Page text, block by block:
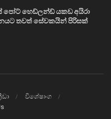
පෝට් හෙඩ්ලන්ඩ් යකඩ අයිරා
තවත් සේවකයින් පිරිසක්
විශේෂාංග